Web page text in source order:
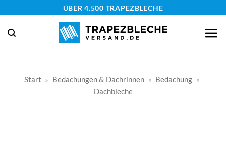
springen
ÜBER 4.500 TRAPEZBLECHE
Start » Bedachungen & Dachrinnen » Bedachung »
Dachbleche